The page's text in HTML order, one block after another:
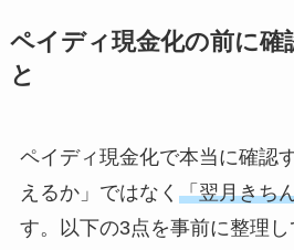
ペイディ現金化の前に確
と
ペイディ現金化で本当に確認
えるか」ではなく 「翌月きち
す。以下の3点を事前に整理し